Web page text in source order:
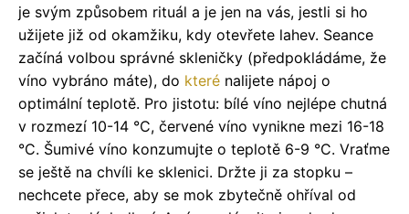
je svým způsobem rituál a je jen na vás, jestli si ho
užijete již od okamžiku, kdy otevřete lahev. Seance
začíná volbou správné skleničky (předpokládáme, že
víno vybráno máte), do které nalijete nápoj o
optimální teplotě. Pro jistotu: bílé víno nejlépe chutná
v rozmezí 10-14 °C, červené víno vynikne mezi 16-18
°C. Šumivé víno konzumujte o teplotě 6-9 °C. Vraťme
se ještě na chvíli ke sklenici. Držte ji za stopku –
nechcete přece, aby se mok zbytečně ohříval od